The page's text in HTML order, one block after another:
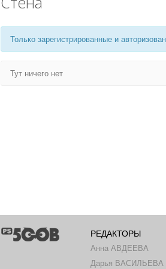
Только зарегистрированные и
Тут ничего нет
РЕДАКТОРЫ
Анна АВДЕЕВА
Дарья ВАСИЛЬЕВА